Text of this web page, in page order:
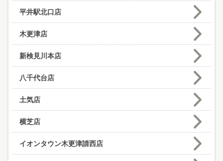
平井駅北口店
木更津店
新検見川本店
八千代台店
土気店
横芝店
イオンタウン木更津請西店